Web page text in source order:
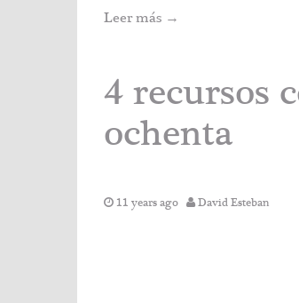
Leer más →
4 recursos
ochenta
11 years ago David Esteban